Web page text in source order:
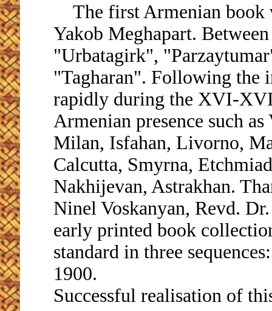
The first Armenian book
Yakob Meghapart.
"Urbatagirk",
"Tagharan". Following the
rapidly during the XVI-
Armenian presence such
Milan, Isfahan, Livorno,
Calcutta, Smyrna,
Nakhijevan, Astrakhan.
Ninel Voskanyan, Revd.
early printed book
standard in three
1900.
Successful realisation of